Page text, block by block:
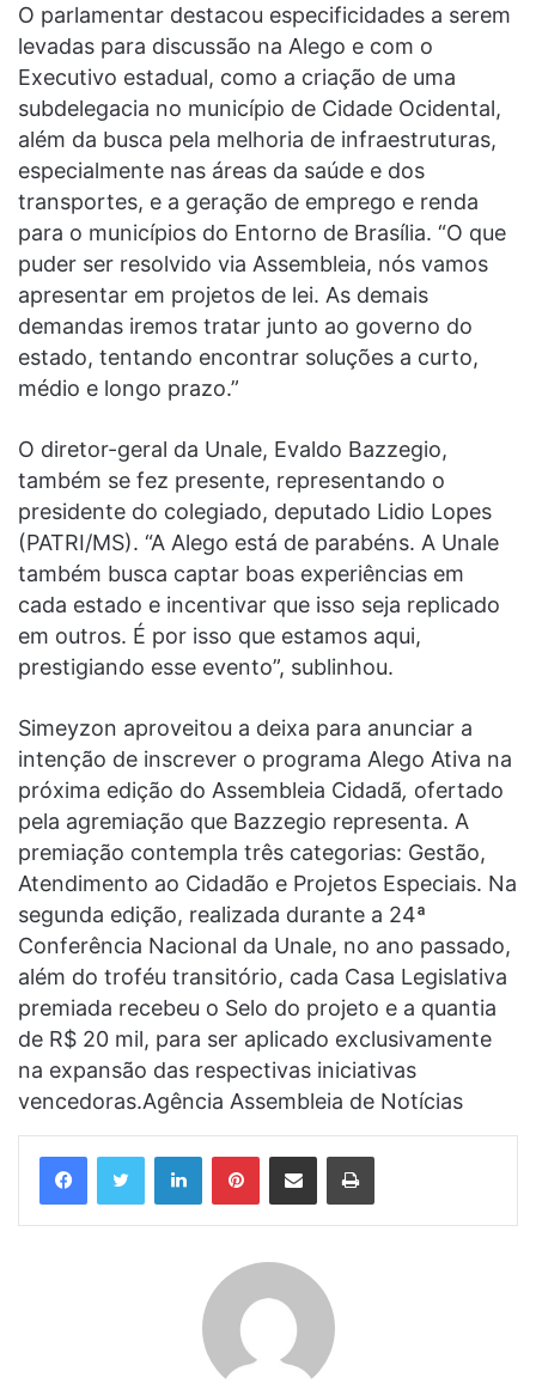
O parlamentar destacou especificidades a serem
levadas para discussão na Alego e com o
Executivo estadual, como a criação de uma
subdelegacia no município de Cidade Ocidental,
além da busca pela melhoria de infraestruturas,
especialmente nas áreas da saúde e dos
transportes, e a geração de emprego e renda
para o municípios do Entorno de Brasília. “O que
puder ser resolvido via Assembleia, nós vamos
apresentar em projetos de lei. As demais
demandas iremos tratar junto ao governo do
estado, tentando encontrar soluções a curto,
médio e longo prazo.”
O diretor-geral da Unale, Evaldo Bazzegio,
também se fez presente, representando o
presidente do colegiado, deputado Lidio Lopes
(PATRI/MS). “A Alego está de parabéns. A Unale
também busca captar boas experiências em
cada estado e incentivar que isso seja replicado
em outros. É por isso que estamos aqui,
prestigiando esse evento”, sublinhou.
Simeyzon aproveitou a deixa para anunciar a
intenção de inscrever o programa Alego Ativa na
próxima edição do Assembleia Cidadã, ofertado
pela agremiação que Bazzegio representa. A
premiação contempla três categorias: Gestão,
Atendimento ao Cidadão e Projetos Especiais. Na
segunda edição, realizada durante a 24ª
Conferência Nacional da Unale, no ano passado,
além do troféu transitório, cada Casa Legislativa
premiada recebeu o Selo do projeto e a quantia
de R$ 20 mil, para ser aplicado exclusivamente
na expansão das respectivas iniciativas
vencedoras.Agência Assembleia de Notícias
LinkedinPinterestCompartilhar via e-mail Imprimir